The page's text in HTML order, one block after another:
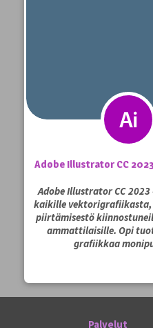
Adobe Illustrator CC
Adobe Illustrator CC
kaikille
piirtämisestö
ammattilaisille. Opi
grafiikkaa
Palvelut